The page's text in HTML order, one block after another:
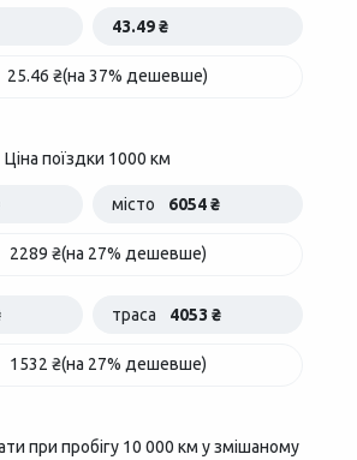
43.49 ₴
25.46 ₴(на 37% дешевше)
Ціна поїздки 1000 км
місто 6054 ₴
2289 ₴(на 27% дешевше)
траса 4053 ₴
1532 ₴(на 27% дешевше)
при пробігу 10 000 км у змішаному